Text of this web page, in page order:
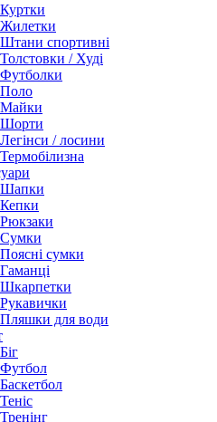
Куртки
Жилетки
Штани спортивні
Толстовки / Худі
Футболки
Поло
Майки
Шорти
Легінси / лосини
Термобілизна
Шапки
Кепки
Рюкзаки
Сумки
Поясні сумки
Гаманці
Шкарпетки
Рукавички
Пляшки для води
Біг
Футбол
Баскетбол
Теніс
Тренінг